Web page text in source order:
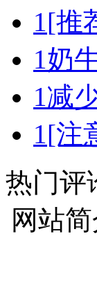
1[推
1奶
1减
1[注
热门评
网站